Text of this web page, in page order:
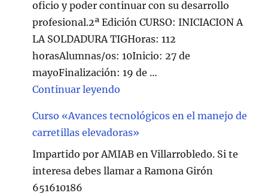
oficio y poder continuar con su desarrollo
profesional.2ª Edición CURSO: INICIACION A
LA SOLDADURA TIGHoras: 112
horasAlumnas/os: 10Inicio: 27 de
mayoFinalización: 19 de …
Continuar leyendo
Curso «Avances tecnológicos en el manejo de
carretillas elevadoras»
Impartido por AMIAB en Villarrobledo. Si te
interesa debes llamar a Ramona Girón
651610186